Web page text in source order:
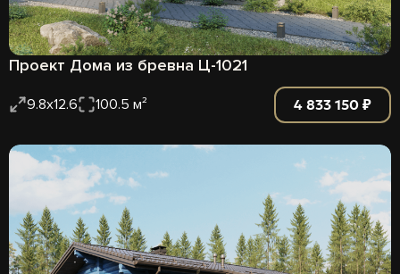
Проект Дома из бревна Ц-1021
9.8x12.6 100.5 м² 4 833 150 ₽